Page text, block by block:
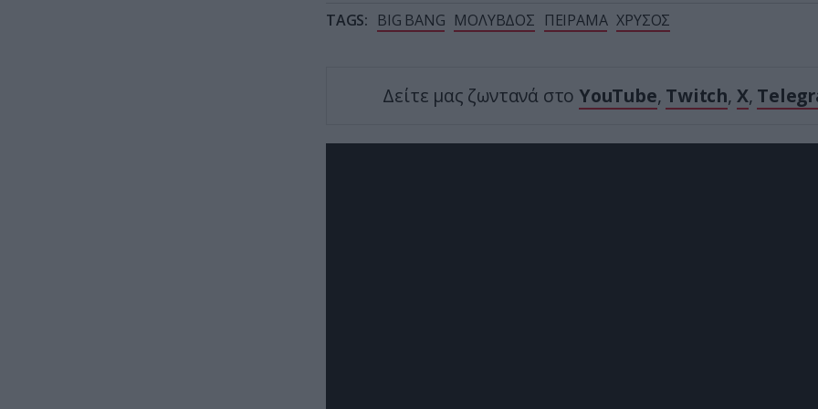
TAGS: BIG BANG ΜΟΛΥΒΔΟΣ ΠΕΙΡΑΜΑ ΧΡΥΣΟΣ
Δείτε μας ζωντανά στο YouTube, Twitch, X,